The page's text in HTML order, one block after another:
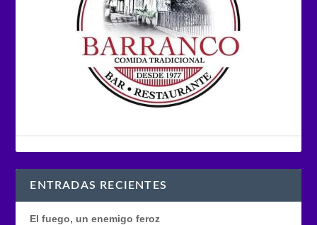
ENTRADAS RECIENTES
El fuego, un enemigo feroz